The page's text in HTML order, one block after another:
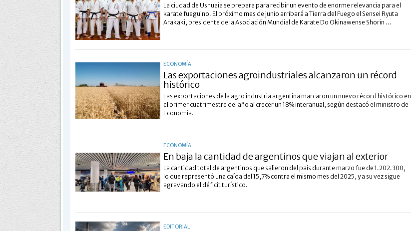
La ciudad de Ushuaia se prepara para recibir un evento de enorme relevancia para el
karate fueguino. El próximo mes de junio arribará a Tierra del Fuego el Sensei Ryuta
Arakaki, presidente de la Asociación Mundial de Karate Do Okinawense Shorin ...
ECONOMÍA
Las exportaciones agroindustriales alcanzaron un récord
histórico
Las exportaciones de la agro industria argentina marcaron un nuevo récord histórico en
el primer cuatrimestre del año al crecer un 18% interanual, según destacó el ministro de
Economía.
ECONOMÍA
En baja la cantidad de argentinos que viajan al exterior
La cantidad total de argentinos que salieron del país durante marzo fue de 1.202.300,
lo que representó una caída del 15,7% contra el mismo mes del 2025, y a su vez sigue
agravando el déficit turístico.
EDITORIAL